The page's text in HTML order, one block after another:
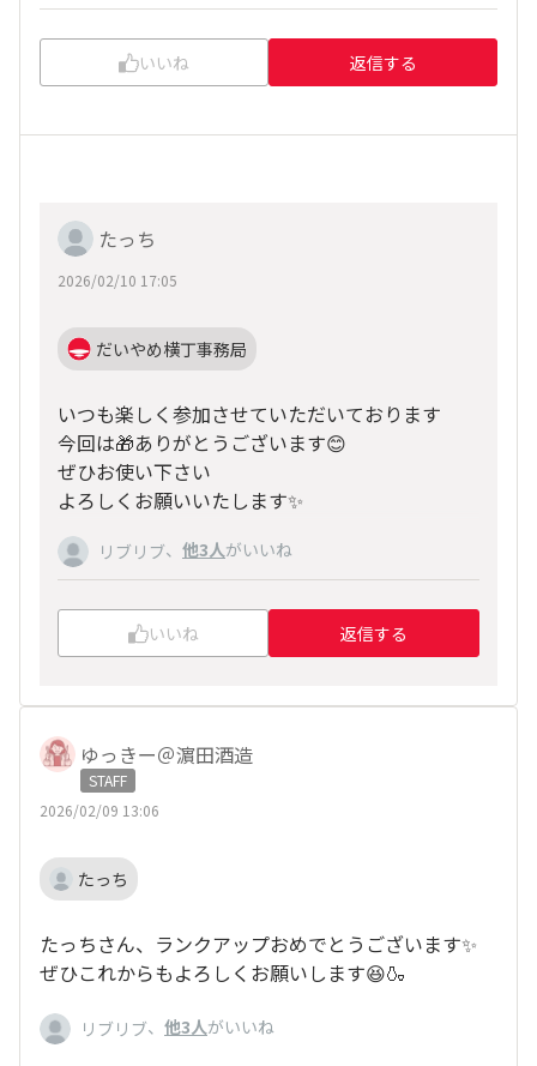
いいね 返信する
たっち
2026/02/10 17:05
だいやめ横丁事務局
いつも楽しく参加させていただいております
今回は🎁ありがとうございます😊
ぜひお使い下さい
よろしくお願いいたします✨
リブリブ、 他3人がいいね
いいね 返信する
ゆっきー＠濵田酒造
STAFF
2026/02/09 13:06
たっち
たっちさん、ランクアップおめでとうございます✨
ぜひこれからもよろしくお願いします😆🍶
リブリブ、 他3人がいいね